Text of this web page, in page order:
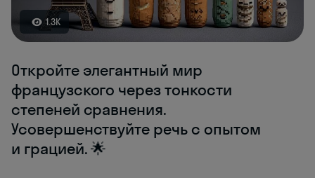
1.3K
Откройте элегантный мир
французского через тонкости
степеней сравнения.
Усовершенствуйте речь с опытом
и грацией. 🌟